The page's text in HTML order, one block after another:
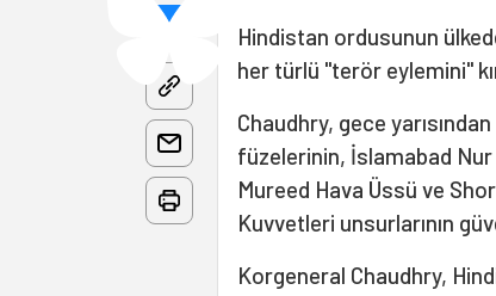
Hindistan ordusunun
her türlü "terör eylemini"
Chaudhry, gece
füzelerinin, İslamabad Nur
Mureed Hava Üssü ve
Kuvvetleri unsurlarının
Korgeneral Chaudhry,